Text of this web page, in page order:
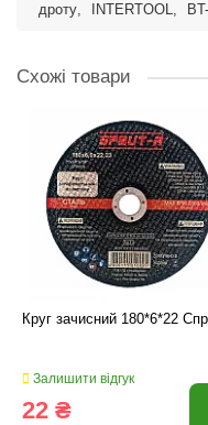
дроту, INTERTOOL,
Схожі товари
Круг зачисний 180*6*22
Залишити відгук
22 ₴